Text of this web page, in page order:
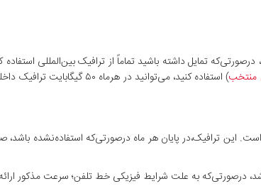
منتخب
) استفاده کنید، می‌توانید در
این ترافیک،در پایان هر ماه درصورتی‌که استفاده‌نشده
درصورتی‌که به علت شرایط فیزیکی خط تلفن؛ سرعت مذکور